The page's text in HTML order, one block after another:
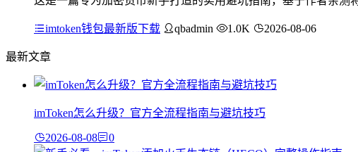
imtoken钱包最新版下载 qbadmin 1.0K 2026-08-06
最新文章
imToken怎么升级？官方全流程指南与避坑技巧
2026-08-08 0